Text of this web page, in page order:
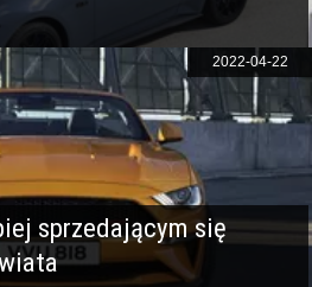
sprzedającym się
2022-04-22